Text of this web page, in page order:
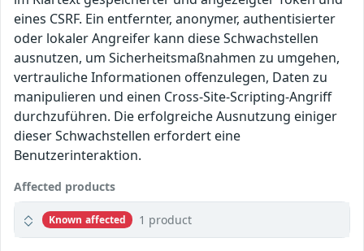
eines CSRF. Ein entfernter, anonymer, authentisierter
oder lokaler Angreifer kann diese Schwachstellen
ausnutzen, um Sicherheitsmaßnahmen zu umgehen,
vertrauliche Informationen offenzulegen, Daten zu
manipulieren und einen Cross-Site-Scripting-Angriff
durchzuführen. Die erfolgreiche Ausnutzung einiger
dieser Schwachstellen erfordert eine
Benutzerinteraktion.
Affected products
Known affected 1 product